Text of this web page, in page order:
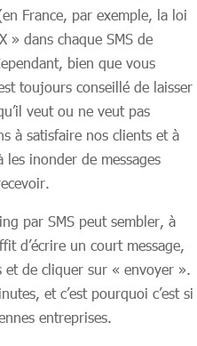
France, par exemple, la loi
» dans chaque SMS de
bien que vous
toujours conseillé de laisser
veut ou ne veut pas
à satisfaire nos clients et à
inonder de messages
par SMS peut sembler, à
d’écrire un court message,
et de cliquer sur « envoyer ».
et c’est pourquoi c’est si
entreprises.